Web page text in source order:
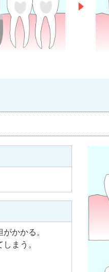
かかる。
まう。